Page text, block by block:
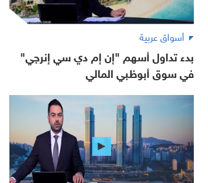
أسواق عربية
بدء تداول أسهم "إن إم دي سي إنرجي"
في سوق أبوظبي المالي